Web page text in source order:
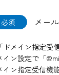
必須 メー
メイン指定受
イン設定で「
イン指定受信機